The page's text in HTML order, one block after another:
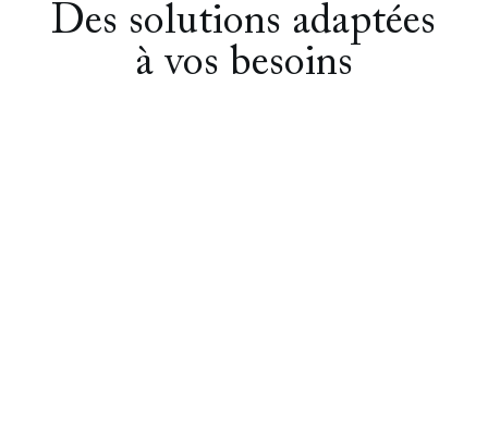
Des solutions adaptées
à vos besoins